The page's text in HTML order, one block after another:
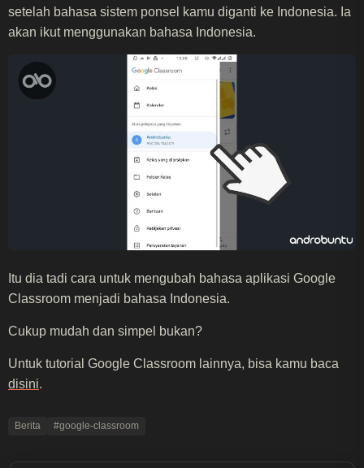
setelah bahasa sistem ponsel kamu diganti ke Indonesia. Ia
akan ikut menggunakan bahasa Indonesia.
Itu dia tadi cara untuk mengubah bahasa aplikasi Google
Classroom menjadi bahasa Indonesia.
Cukup mudah dan simpel bukan?
Untuk tutorial Google Classroom lainnya, bisa kamu baca
disini.
Berita #google-classroom